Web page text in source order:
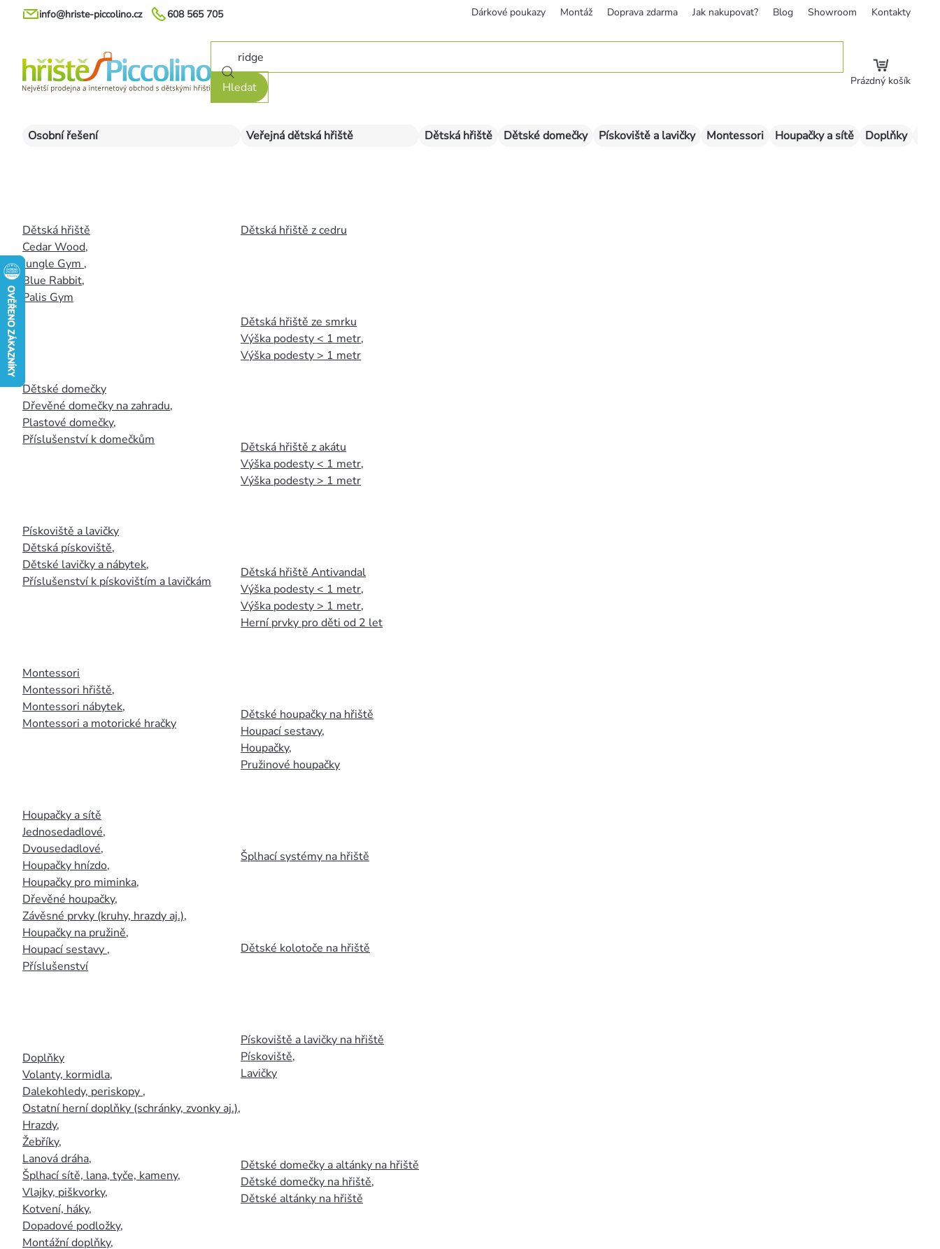
Přejít
608 565 705
info@hriste-piccolino.cz Dárkové poukazy Montáž Doprava zdarma Jak nakupovat? Blog Showroom Kontakty
Hledat Prázdný košík
Osobní řešení
Dětská hřiště
Cedar Wood,
Jungle Gym ,
Blue Rabbit,
Palis Gym
Dětské domečky
Dřevěné domečky na zahradu,
Plastové domečky,
Příslušenství k domečkům
Pískoviště a lavičky
Dětská pískoviště,
Dětské lavičky a nábytek,
Příslušenství k pískovištím a lavičkám
Montessori
Montessori hřiště,
Montessori nábytek,
Montessori a motorické hračky
Houpačky a sítě
Jednosedadlové,
Dvousedadlové,
Houpačky hnízdo,
Houpačky pro miminka,
Dřevěné houpačky,
Závěsné prvky (kruhy, hrazdy aj.),
Houpačky na pružině,
Houpací sestavy ,
Příslušenství
Doplňky
Volanty, kormidla,
Dalekohledy, periskopy ,
Ostatní herní doplňky (schránky, zvonky aj.),
Hrazdy,
Žebříky,
Lanová dráha,
Šplhací sítě, lana, tyče, kameny,
Vlajky, piškvorky,
Kotvení, háky,
Dopadové podložky,
Montážní doplňky,
Veřejná dětská hřiště
Dětská hřiště z cedru
Dětská hřiště ze smrku
Výška podesty < 1 metr,
Výška podesty > 1 metr
Dětská hřiště z akátu
Výška podesty < 1 metr,
Výška podesty > 1 metr
Dětská hřiště Antivandal
Výška podesty < 1 metr,
Výška podesty > 1 metr,
Herní prvky pro děti od 2 let
Dětské houpačky na hřiště
Houpací sestavy,
Houpačky,
Pružinové houpačky
Šplhací systémy na hřiště
Dětské kolotoče na hřiště
Pískoviště a lavičky na hřiště
Pískoviště,
Lavičky
Dětské domečky a altánky na hřiště
Dětské domečky na hřiště,
Dětské altánky na hřiště
Dětská hřiště Dětské domečky Pískoviště a lavičky Montessori Houpačky a sítě Doplňky